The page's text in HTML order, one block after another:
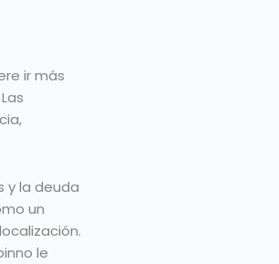
ir más
y la deuda
un
le